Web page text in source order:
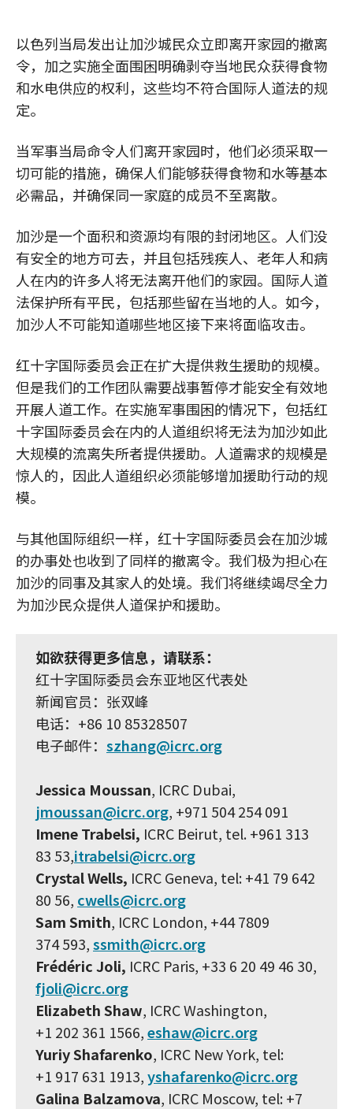
以色列当局发出让加沙城民众立即离开家园的撤离
令，加之实施全面围困明确剥夺当地民众获得食物
和水电供应的权利，这些均不符合国际人道法的规
定。
当军事当局命令人们离开家园时，他们必须采取一
切可能的措施，确保人们能够获得食物和水等基本
必需品，并确保同一家庭的成员不至离散。
加沙是一个面积和资源均有限的封闭地区。人们没
有安全的地方可去，并且包括残疾人、老年人和病
人在内的许多人将无法离开他们的家园。国际人道
法保护所有平民，包括那些留在当地的人。如今，
加沙人不可能知道哪些地区接下来将面临攻击。
红十字国际委员会正在扩大提供救生援助的规模。
但是我们的工作团队需要战事暂停才能安全有效地
开展人道工作。在实施军事围困的情况下，包括红
十字国际委员会在内的人道组织将无法为加沙如此
大规模的流离失所者提供援助。人道需求的规模是
惊人的，因此人道组织必须能够增加援助行动的规
模。
与其他国际组织一样，红十字国际委员会在加沙城
的办事处也收到了同样的撤离令。我们极为担心在
加沙的同事及其家人的处境。我们将继续竭尽全力
为加沙民众提供人道保护和援助。
如欲获得更多信息，请联系：
红十字国际委员会东亚地区代表处
新闻官员：张双峰
电话：+86 10 85328507
电子邮件： szhang@icrc.org
Jessica Moussan, ICRC Dubai,
jmoussan@icrc.org, +971 504 254 091
Imene Trabelsi, ICRC Beirut, tel. +961 313
83 53,itrabelsi@icrc.org
Crystal Wells, ICRC Geneva, tel: +41 79 642
80 56, cwells@icrc.org
Sam Smith, ICRC London, +44 7809
374 593,ssmith@icrc.org
Frédéric Joli, ICRC Paris, +33 6 20 49 46 30,
fjoli@icrc.org
Elizabeth Shaw, ICRC Washington,
+1 202 361 1566,eshaw@icrc.org
Yuriy Shafarenko, ICRC New York, tel:
+1 917 631 1913,yshafarenko@icrc.org
Galina Balzamova, ICRC Moscow, tel: +7